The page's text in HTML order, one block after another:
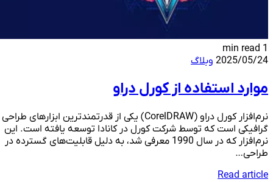
2025/05/24 وبلاگ
موارد استفاده از کورل دراو
نرم‌افزار کورل دراو (CorelDRAW) یکی از قدرتمندترین ابزارهای طراحی
گرافیکی است که توسط شرکت کورل در کانادا توسعه یافته است. این
نرم‌افزار که در سال 1990 معرفی شد، به دلیل قابلیت‌های گسترده در
طراحی…
Read article